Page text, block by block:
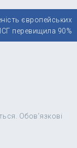
європейських
перевищила 90%
Обов’язкові